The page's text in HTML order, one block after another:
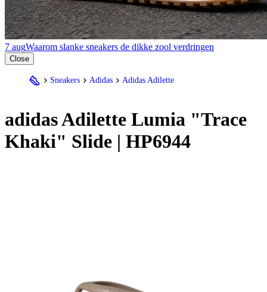
7 augWaarom slanke sneakers de dikke zool verdringen
Close
Sneakers Adidas Adidas Adilette
adidas Adilette Lumia "Trace
Khaki" Slide | HP6944